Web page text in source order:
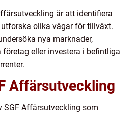
är att identifiera
olika vägar för tillväxt.
nya marknader,
eller investera i befintliga
Affärsutveckling
SGF Affärsutveckling som